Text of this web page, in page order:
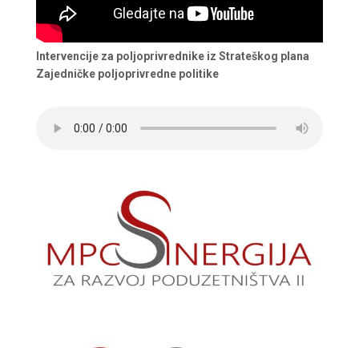
Intervencije za poljoprivrednike iz Strateškog plana
Zajedničke poljoprivredne politike